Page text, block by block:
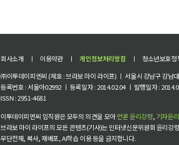
회사소개 ㅣ 이용약관 ㅣ 개인정보처리방침 ㅣ 청소년보호정
㈜이투데이피엔씨 (제호 : 브라보 마이 라이프) ㅣ 서울시 강남구 강
등록번호 : 서울아02992 ㅣ 등록일자 : 2014.02.04 ㅣ 발행일자 :
ISSN : 2951-4681
이투데이피엔씨 임직원은 모두의 의견을 모아언론 윤리강령, 기자윤
브라보 마이 라이프의 모든 콘텐츠(기사)는 인터넷신문위원회 윤리강
무단전재, 복사, 재배포, AI학습 이용 등을 금지합니다.